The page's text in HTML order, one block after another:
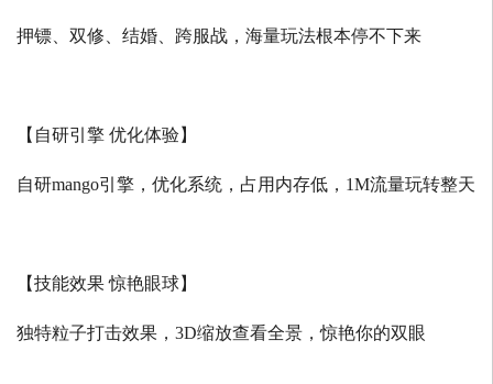
押镖、双修、结婚、跨服战，海量玩法根本停不下来
【自研引擎 优化体验】
自研mango引擎，优化系统，占用内存低， 1M流量玩转整天
【技能效果 惊艳眼球】
独特粒子打击效果， 3D缩放查看全景，惊艳你的双眼